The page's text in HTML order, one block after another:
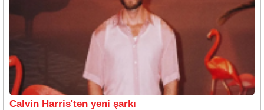
Calvin Harris'ten yeni şarkı